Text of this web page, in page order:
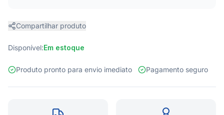
Compartilhar produto
Disponível:Em estoque
Produto pronto para envio imediato Pagamento seguro